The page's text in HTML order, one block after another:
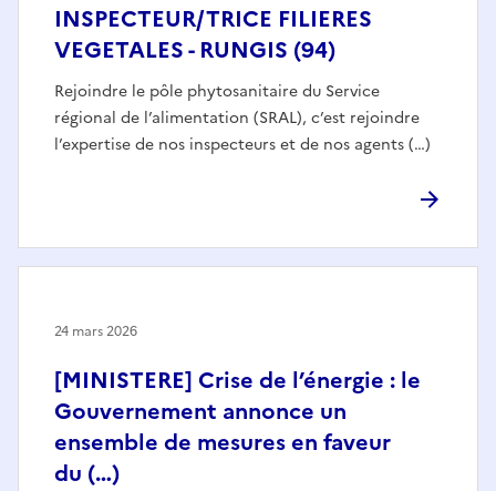
INSPECTEUR/TRICE FILIERES
VEGETALES - RUNGIS (94)
Rejoindre le pôle phytosanitaire du Service
régional de l’alimentation (SRAL), c’est rejoindre
l’expertise de nos inspecteurs et de nos agents (…)
[MINISTERE] Crise de l’énergie : le
Gouvernement annonce un
ensemble de mesures en faveur
du (…)
24 mars 2026